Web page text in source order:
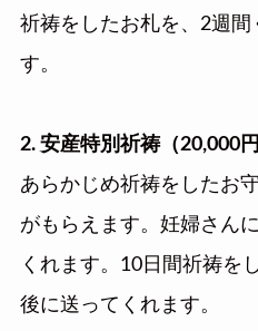
祈祷をしたお札を、2週間
す。
2. 安産特別祈祷（20,000円
あらかじめ祈祷をしたお
がもらえます。妊婦さん
くれます。10日間祈祷を
後に送ってくれます。